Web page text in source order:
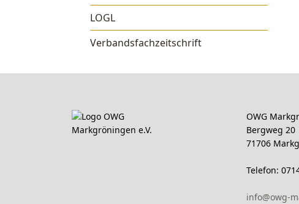
LOGL
Verbandsfachzeitschrift
OWG
Bergweg 20
71706
Telefon:
info@owg-